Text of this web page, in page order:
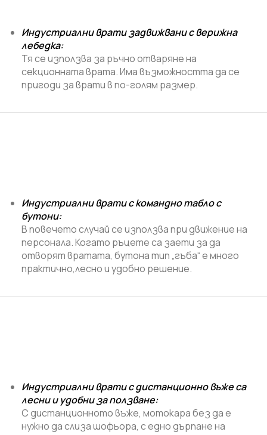
Индустриални врати задвижвани с верижна
лебедка:
Тя се използва за ръчно отваряне на
секционната врата. Има възможността да се
пригоди за врати в по-голям размер.
Индустриални врати с командно табло с
бутони:
В повечето случай се използва при движение на
персонала. Когато ръцете са заети за да
отворят вратата, бутона тип „гъба“ е много
практично,лесно и удобно решение.
Индустриални врати с дистанционно въже са
лесни и удобни за ползване:
С дистанционното въже, мотокара без да е
нужно да слиза шофьора, с едно дърпане на